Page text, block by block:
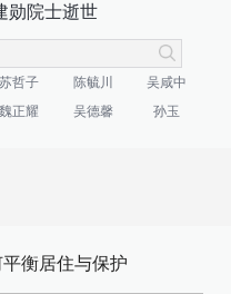
勋院士逝世
苏哲子 陈毓川
吴咸中
魏正耀 吴德馨 孙玉
衡居住与保护